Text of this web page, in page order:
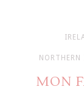
NORTHERN
MON